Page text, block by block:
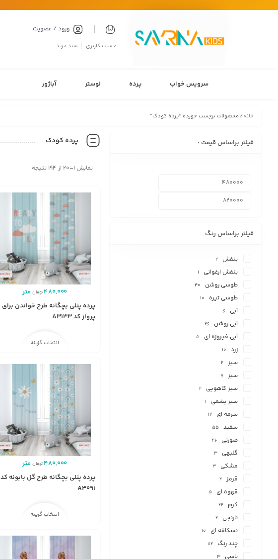
ورود / عضویت
حساب کاربری سبد خرید
سرویس خواب پرده لوستر آباژور
خانه/ محصولات برچسب خورده “پرده کودک”
پرده کودک
نمایش 1–20 از 194 نتیجه
480,000تومان متر
پرده پنلی بچگانه طرح خواندن برای
پرواز کد A3133
انتخاب گزینه
480,000تومان متر
پرده پنلی بچگانه طرح گل بابونه کد
A3091
انتخاب گزینه
فیلتر براساس قیمت :
فیلتر براساس رنگ
بنفش 2
بنفش ارغوانی 1
طوسی روشن 40
طوسی تیره 10
آبی 6
آبی روشن 26
آبی فیروزه ای 5
زرد 10
سبز 2
سبز 6
سبز کاهویی 2
سبز یشمی 1
سرمه ای 12
سفید 55
صورتی 46
گلبهی 3
مشکی 3
قرمز 2
قهوه ای 5
کرم 22
نارنجی 2
نسکافه ای 10
چند رنگ 82
یاسی 3